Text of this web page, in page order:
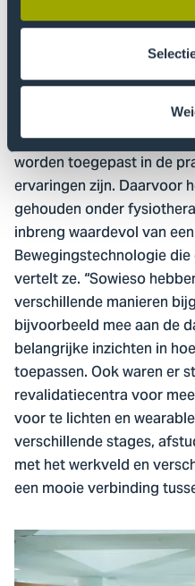
goede voorspeller van
het dagelijks leven. Bij
van wearables dus écht
Rol van
“Het laatste thema was
worden toegepast in de
ervaringen zijn. Daarvoor
gehouden onder
inbreng waardevol van
Bewegingstechnologie
vertelt ze. “Sowieso
verschillende manieren
bijvoorbeeld mee aan de
belangrijke inzichten in
toepassen. Ook waren er
revalidatiecentra voor
voor te lichten en
verschillende stages,
met het werkveld en
een mooie verbinding